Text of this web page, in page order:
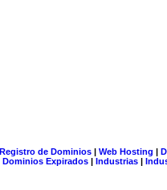
Registro de Dominios| Web Hosting |
Dominios Expirados | Industrias |